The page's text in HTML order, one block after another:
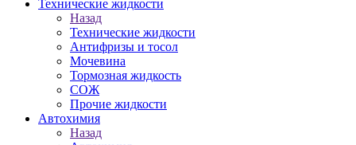
Технические жидкости
Назад
Технические жидкости
Антифризы и тосол
Мочевина
Тормозная жидкость
СОЖ
Прочие жидкости
Автохимия
Назад